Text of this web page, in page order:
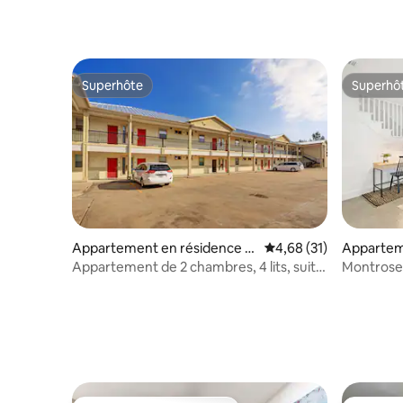
Superhôte
Superhôte
Appartement en résidence ⋅
Houston
Évaluation moyenne
4,68 (31)
Appartement de 2 chambres, 4 lits, suite
⋅ Houston
Montrose